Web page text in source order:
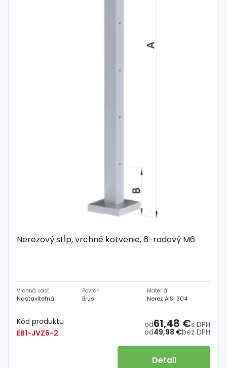
Nerezový stĺp, vrchné kotvenie, 6-radový M6
Vrchná časť
Nastaviteľná
Povrch
Brus
Materiál
Nerez AISI 304
Kód produktu
EB1-JVZ6-2
od49,98 €bez DPH
od61,48 €s DPH
Detail